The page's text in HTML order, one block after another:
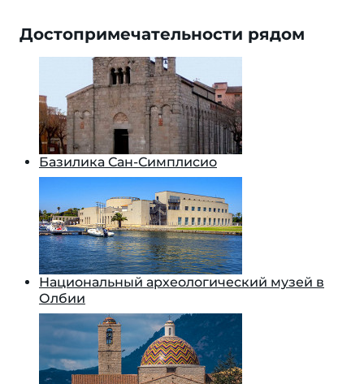
Достопримечательности рядом
Базилика Сан-Симплисио
Национальный археологический музей в
Олбии